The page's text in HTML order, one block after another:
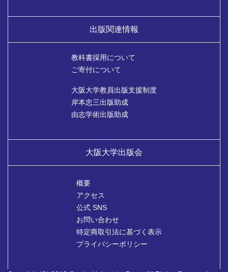
出版関連情報
教科書採用について
ご寄付について
大阪大学教員出版支援制度
岸本忠三出版助成
由志学術出版助成
大阪大学出版会
概要
アクセス
公式 SNS
お問い合わせ
特定商取引法に基づく表示
プライバシーポリシー